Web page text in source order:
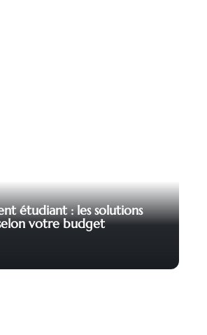
étudiant : les solutions
votre budget